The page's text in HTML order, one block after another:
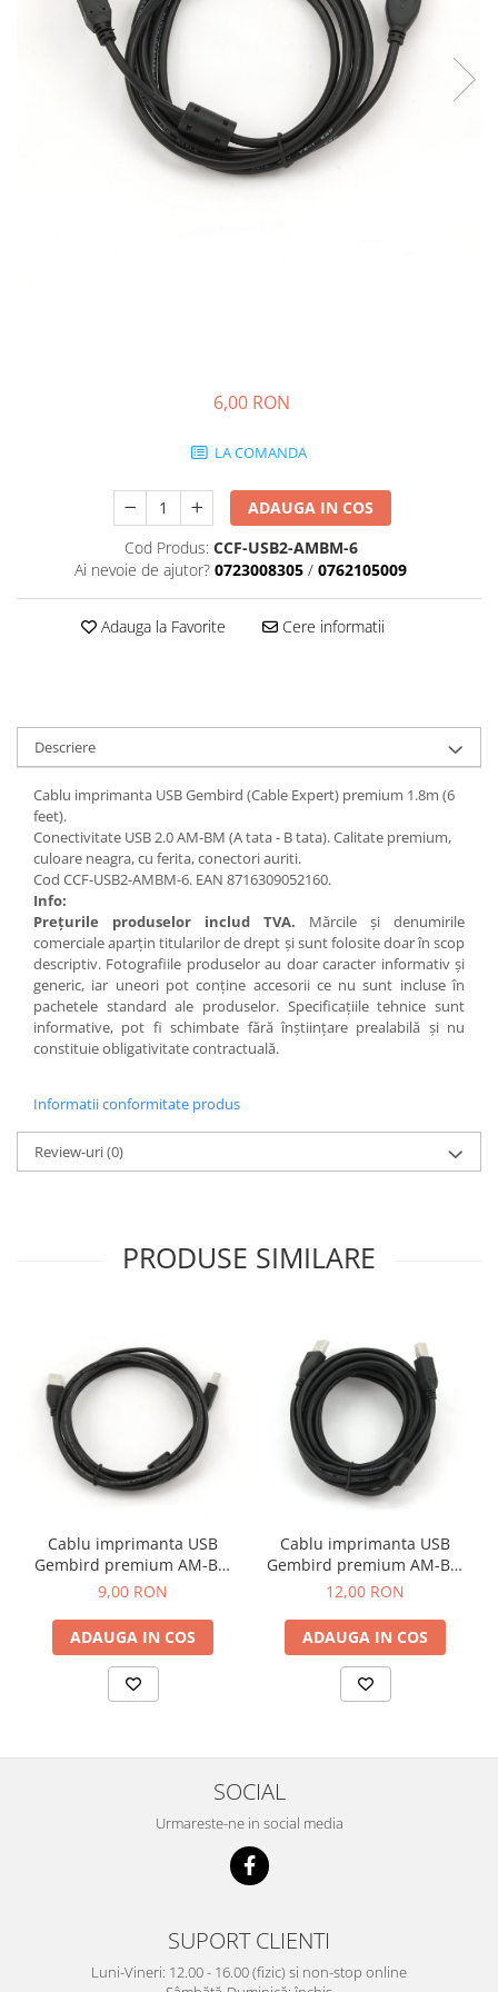
6,00 RON
LA COMANDA
ADAUGA IN COS
Cod Produs: CCF-USB2-AMBM-6
Ai nevoie de ajutor? 0723008305 / 0762105009
Adauga la Favorite Cere informatii
Descriere
Cablu imprimanta USB Gembird (Cable Expert) premium 1.8m (6
feet).
Conectivitate USB 2.0 AM-BM (A tata - B tata). Calitate premium,
culoare neagra, cu ferita, conectori auriti.
Cod CCF-USB2-AMBM-6. EAN 8716309052160.
Info:
Preţurile produselor includ TVA. Mărcile şi denumirile
comerciale aparţin titularilor de drept şi sunt folosite doar în scop
descriptiv. Fotografiile produselor au doar caracter informativ şi
generic, iar uneori pot conţine accesorii ce nu sunt incluse în
pachetele standard ale produselor. Specificaţiile tehnice sunt
informative, pot fi schimbate fără înştiinţare prealabilă şi nu
constituie obligativitate contractuală.
Informatii conformitate produs
Review-uri(0)
PRODUSE SIMILARE
Cablu imprimanta USB
Gembird premium AM-BM
3m
9,00 RON
ADAUGA IN COS
Cablu imprimanta USB
Gembird premium AM-BM
4.5m
12,00 RON
ADAUGA IN COS
SOCIAL
Urmareste-ne in social media
SUPORT CLIENTI
Luni-Vineri: 12.00 - 16.00 (fizic) si non-stop online